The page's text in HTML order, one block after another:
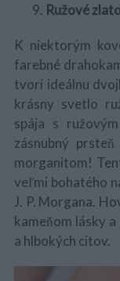
Ružové
K niektorým
farebné
tvorí ideálnu
krásny svetlo
spája s
zásnubný
morganitom!
veľmi bohatého
J. P. Morgana.
kameňom lásky
a hlbokých citov.